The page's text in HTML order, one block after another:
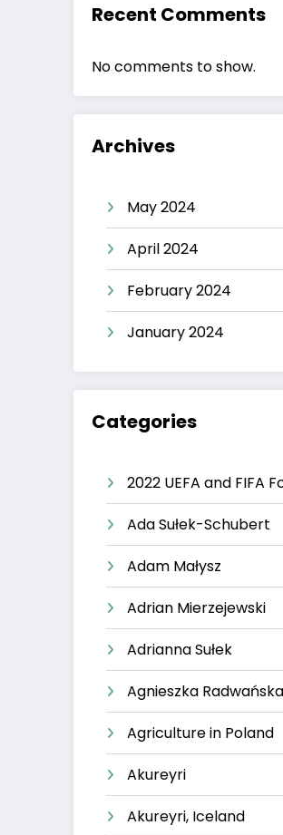
Recent Comments
No comments to show.
Archives
May 2024
April 2024
February 2024
January 2024
Categories
2022 UEFA and FIFA
Ada Sułek-Schubert
Adam Małysz
Adrian Mierzejewski
Adrianna Sułek
Agnieszka Radwańska
Agriculture in Poland
Akureyri
Akureyri, Iceland